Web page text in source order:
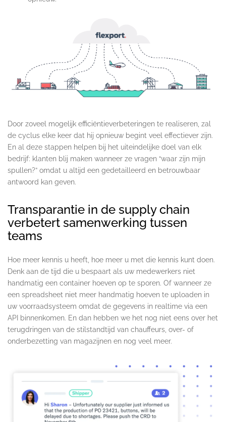
Door zoveel mogelijk efficiëntieverbeteringen te realiseren, zal
de cyclus elke keer dat hij opnieuw begint veel effectiever zijn.
En al deze stappen helpen bij het uiteindelijke doel van elk
bedrijf: klanten blij maken wanneer ze vragen “waar zijn mijn
spullen?” omdat u altijd een gedetailleerd en betrouwbaar
antwoord kan geven.
Transparantie in de supply chain
verbetert samenwerking tussen
teams
Hoe meer kennis u heeft, hoe meer u met die kennis kunt doen.
Denk aan de tijd die u bespaart als uw medewerkers niet
handmatig een container hoeven op te sporen. Of wanneer ze
een spreadsheet niet meer handmatig hoeven te uploaden in
uw voorraadsysteem omdat de gegevens in realtime via een
API binnenkomen. En dan hebben we het nog niet eens over het
terugdringen van de stilstandtijd van chauffeurs, over- of
onderbezetting van magazijnen en nog veel meer.